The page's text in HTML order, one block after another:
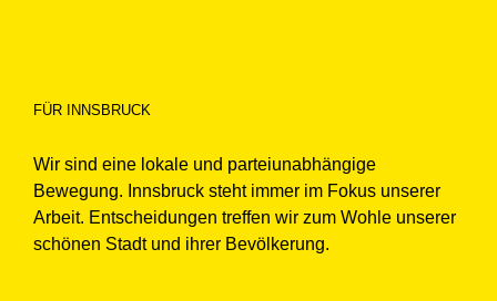
FÜR INNSBRUCK
Wir sind eine lokale und parteiunabhängige
Bewegung. Innsbruck steht immer im Fokus unserer
Arbeit. Entscheidungen treffen wir zum Wohle unserer
schönen Stadt und ihrer Bevölkerung.